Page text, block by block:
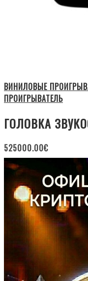
ВИНИЛОВЫЕ
ПРОИГРЫВАТЕЛЬ
ГОЛОВКА
525000.00€